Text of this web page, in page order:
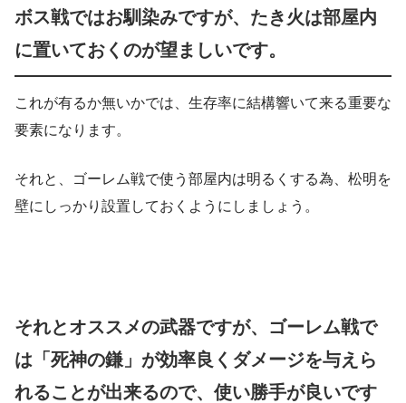
ボス戦ではお馴染みですが、たき火は部屋内
に置いておくのが望ましいです。
これが有るか無いかでは、生存率に結構響いて来る重要な
要素になります。
それと、ゴーレム戦で使う部屋内は明るくする為、松明を
壁にしっかり設置しておくようにしましょう。
それとオススメの武器ですが、ゴーレム戦で
は「死神の鎌」が効率良くダメージを与えら
れることが出来るので、使い勝手が良いです